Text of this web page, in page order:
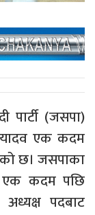
पार्टी (जसपा)
यादव एक कदम
छ। जसपाका
एक कदम पछि
पदबाट